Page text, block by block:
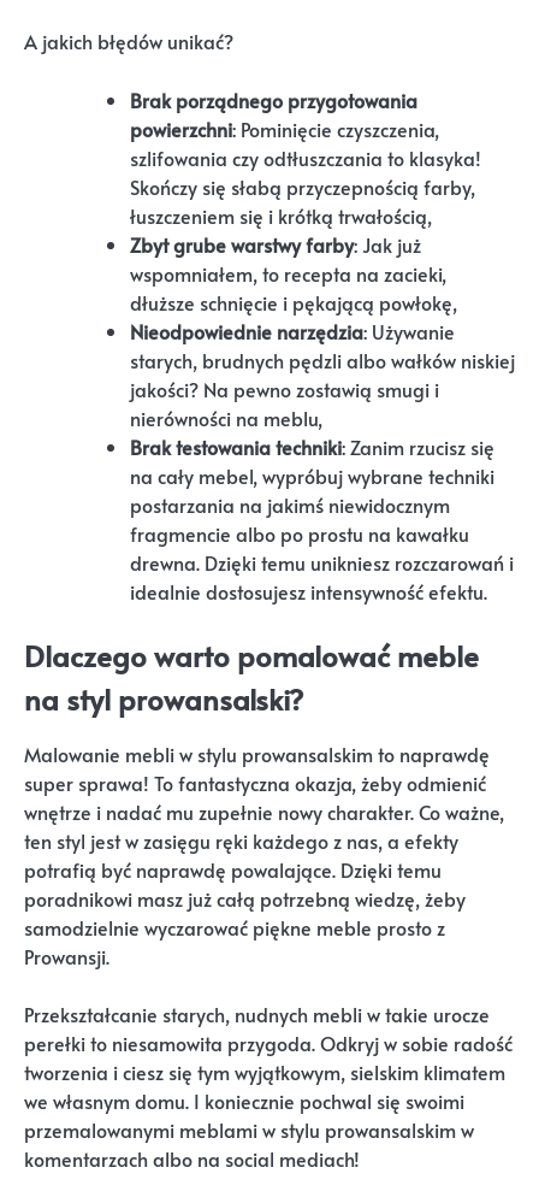
A jakich błędów unikać?
Brak porządnego przygotowania
powierzchni: Pominięcie czyszczenia,
szlifowania czy odtłuszczania to klasyka!
Skończy się słabą przyczepnością farby,
łuszczeniem się i krótką trwałością,
Zbyt grube warstwy farby: Jak już
wspomniałem, to recepta na zacieki,
dłuższe schnięcie i pękającą powłokę,
Nieodpowiednie narzędzia: Używanie
starych, brudnych pędzli albo wałków niskiej
jakości? Na pewno zostawią smugi i
nierówności na meblu,
Brak testowania techniki: Zanim rzucisz się
na cały mebel, wypróbuj wybrane techniki
postarzania na jakimś niewidocznym
fragmencie albo po prostu na kawałku
drewna. Dzięki temu unikniesz rozczarowań i
idealnie dostosujesz intensywność efektu.
Dlaczego warto pomalować meble
na styl prowansalski?
Malowanie mebli w stylu prowansalskim to naprawdę
super sprawa! To fantastyczna okazja, żeby odmienić
wnętrze i nadać mu zupełnie nowy charakter. Co ważne,
ten styl jest w zasięgu ręki każdego z nas, a efekty
potrafią być naprawdę powalające. Dzięki temu
poradnikowi masz już całą potrzebną wiedzę, żeby
samodzielnie wyczarować piękne meble prosto z
Prowansji.
Przekształcanie starych, nudnych mebli w takie urocze
perełki to niesamowita przygoda. Odkryj w sobie radość
tworzenia i ciesz się tym wyjątkowym, sielskim klimatem
we własnym domu. I koniecznie pochwal się swoimi
przemalowanymi meblami w stylu prowansalskim w
komentarzach albo na social mediach!